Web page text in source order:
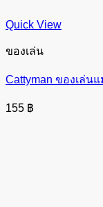
Quick View
ของเล่น
Cattyman ของเล่น
155 ฿